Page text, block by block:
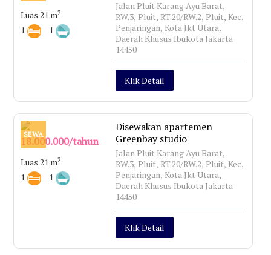
Luas 21 m2
1 1
Jalan Pluit Karang Ayu Barat,
RW.3, Pluit, RT.20/RW.2, Pluit, Kec.
Penjaringan, Kota Jkt Utara,
Daerah Khusus Ibukota Jakarta
14450
Klik Detail
SEWA
18.000.000/tahun
Luas 21 m2
1 1
Disewakan apartemen
Greenbay studio
Jalan Pluit Karang Ayu Barat,
RW.3, Pluit, RT.20/RW.2, Pluit, Kec.
Penjaringan, Kota Jkt Utara,
Daerah Khusus Ibukota Jakarta
14450
Klik Detail